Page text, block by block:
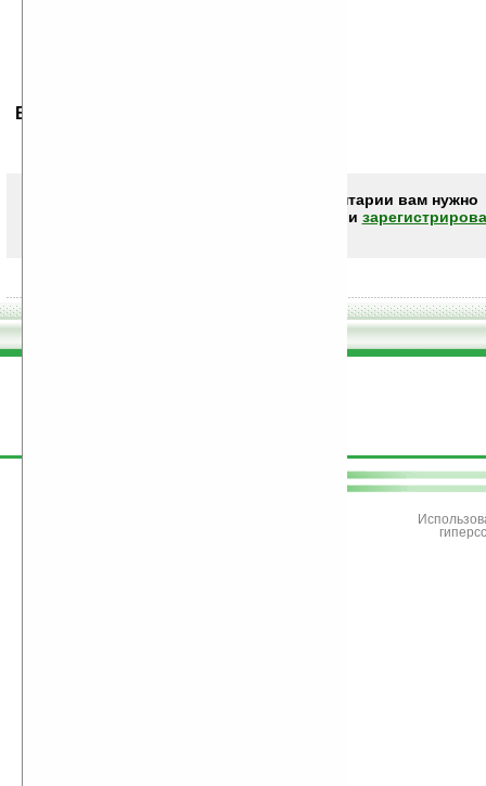
Ваше мнение будет первым.
Чтобы писать комментарии вам нужно
или